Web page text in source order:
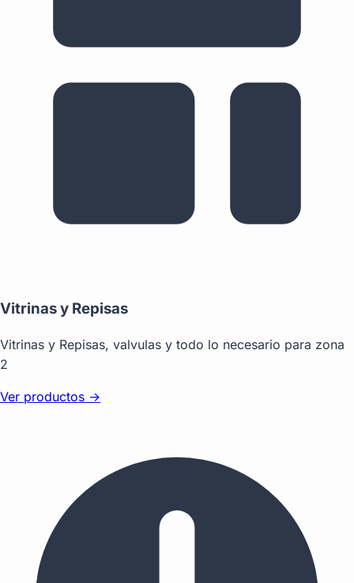
Vitrinas y Repisas
Vitrinas y Repisas, valvulas y todo lo necesario para zona
2
Ver productos →